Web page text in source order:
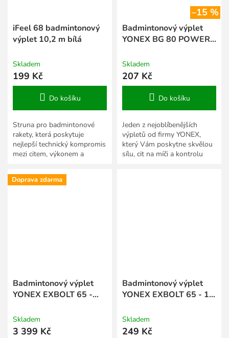
iFeel 68 badmintonový
výplet 10,2 m bílá
Skladem
199 Kč
Do košíku
Struna pro badmintonové
rakety, která poskytuje
nejlepší technický kompromis
mezi citem, výkonem a
–15 %
Badmintonový výplet
YONEX BG 80 POWER -
Skladem
207 Kč
Do košíku
Jeden z nejoblíbenějších
výpletů od firmy YONEX,
který Vám poskytne skvělou
sílu, cit na míči a kontrolu
Doprava zdarma
Badmintonový výplet
YONEX EXBOLT 65 -
Skladem
3 399 Kč
Badmintonový výplet
YONEX EXBOLT 65 - 10
Skladem
249 Kč